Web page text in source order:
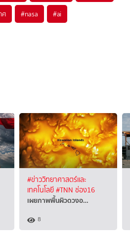
ศ #nasa #ai
#ข่าววิทยาศาสตร์และ
เทคโนโลยี#TNN ช่อง16
เผยภาพพื้นผิวดวงอ…
8